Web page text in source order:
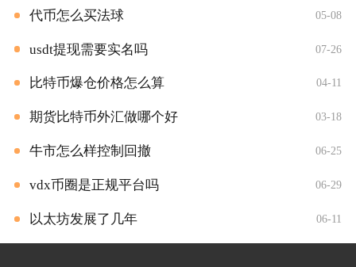
代币怎么买法球 05-08
usdt提现需要实名吗 07-26
比特币爆仓价格怎么算 04-11
期货比特币外汇做哪个好 03-18
牛市怎么样控制回撤 06-25
vdx币圈是正规平台吗 06-29
以太坊发展了几年 06-11